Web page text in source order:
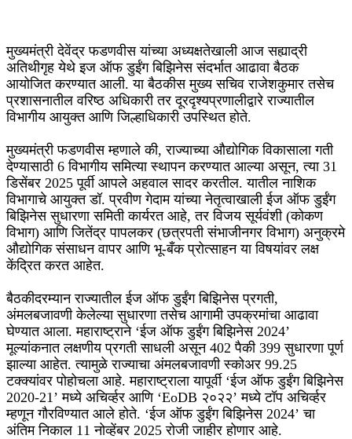
मुख्यमंत्री देवेंद्र फडणवीस यांच्या अध्यक्षतेखाली आज सह्याद्री
अतिथीगृह येथे इज ऑफ डुईंग बिझिनेस संदर्भात आढावा बैठक
आयोजित करण्यात आली. या बैठकीस मुख्य सचिव राजेशकुमार तसेच
प्रशासनातील वरिष्ठ अधिकारी तर दूरदृश्यप्रणालीद्वारे राज्यातील
विभागीय आयुक्त आणि जिल्हाधिकारी उपस्थित होते.
मुख्यमंत्री फडणवीस म्हणाले की, राज्याच्या औद्योगिक विकासाला गती
देण्यासाठी 6 विभागीय समित्या स्थापन करण्यात आल्या असून, त्या 31
डिसेंबर 2025 पूर्वी आपले अहवाल सादर करतील. यातील नाशिक
विभागाचे आयुक्त डॉ. प्रवीण गेदाम यांच्या नेतृत्वाखाली ईज ऑफ डुईंग
बिझिनेस सुधारणा समिती कार्यरत आहे, तर विजय सूर्यवंशी (कोकण
विभाग) आणि जितेंद्र पापलकर (छत्रपती संभाजीनगर विभाग) अनुक्रमे
औद्योगिक संसाधन वापर आणि भू-बँक प्रोत्साहन या विषयांवर लक्ष
केंद्रित करत आहेत.
बैठकीदरम्यान राज्यातील ईज ऑफ डुईंग बिझिनेस प्रगती,
अंमलबजावणी केलेल्या सुधारणा तसेच आगामी उपक्रमांचा आढावा
घेण्यात आला. महाराष्ट्राने ‘ईज ऑफ डुईंग बिझिनेस 2024’
मूल्यांकनात लक्षणीय प्रगती साधली असून 402 पैकी 399 सुधारणा पूर्ण
झाल्या आहेत. त्यामुळे राज्याचा अंमलबजावणी स्कोअर 99.25
टक्क्यांवर पोहोचला आहे. महाराष्ट्राला यापूर्वी ‘ईज ऑफ डुईंग बिझिनेस
2020-21’ मध्ये अचिर्व्हर आणि ‘EoDB २०२२’ मध्ये टॉप अचिर्व्हर
म्हणून गौरविण्यात आले होते. ‘ईज ऑफ डुईंग बिझिनेस 2024’ चा
अंतिम निकाल 11 नोव्हेंबर 2025 रोजी जाहीर होणार आहे.